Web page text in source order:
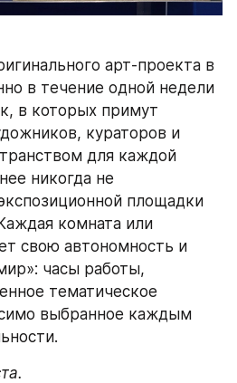
арт-проекта в
в течение одной недели
в которых примут
кураторов и
для каждой
никогда не
площадки
комната или
свою автономность и
часы работы,
тематическое
выбранное каждым